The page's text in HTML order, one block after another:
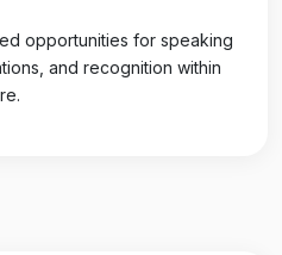
opportunities for speaking
and recognition within